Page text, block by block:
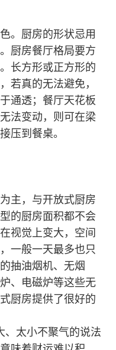
。厨房的形状忌用
厨房餐厅格局要方
长方形或正方形的
若真的无法避免，
通透；餐厅天花板
法变动，则可在梁
压到餐桌。
主，与开放式厨房
的厨房面积都不会
视觉上变大，空间
一般一天最多也只
抽油烟机、无烟
、电磁炉等这些无
厨房提供了很好的
、太小不聚气的说法